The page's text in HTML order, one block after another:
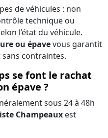
de véhicules : non
technique ou
l’état du véhicule.
ou épavevous garantit
contraintes.
se font le rachat
épave ?
sous 24 à 48h
Champeaux est